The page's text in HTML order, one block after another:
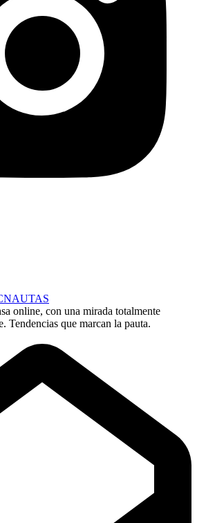
online, con una mirada totalmente
Tendencias que marcan la pauta.